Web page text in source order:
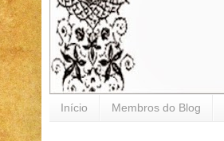
Início Membros do Blog